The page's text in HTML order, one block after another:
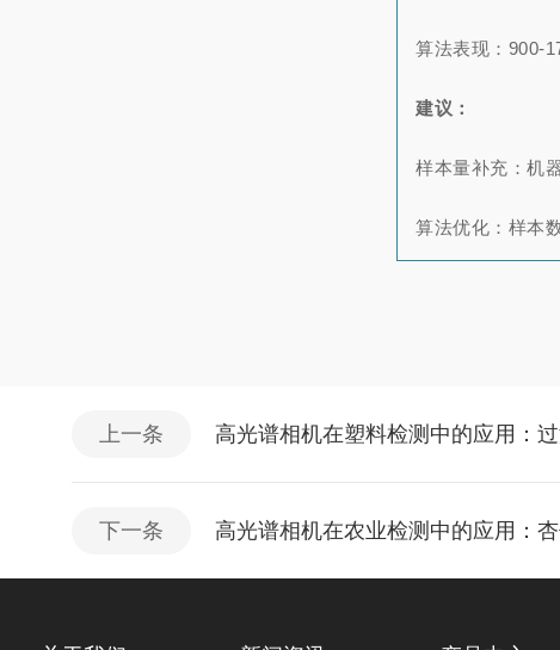
算法表现：900-
建议：
样本量补充：机
算法优化：样本
上一条 高光谱相机在塑料检测中的应用：
下一条 高光谱相机在农业检测中的应用：